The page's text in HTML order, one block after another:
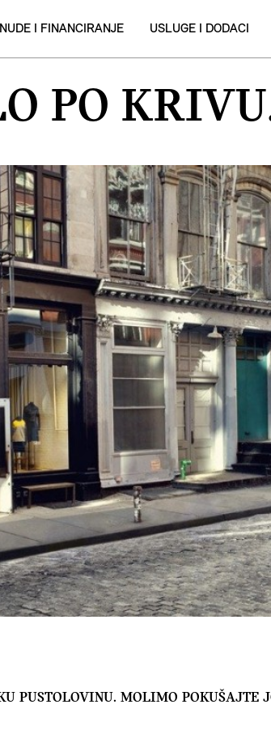
I FINANCIRANJE USLUGE I DODACI
PO
PUSTOLOVINU. MOLIMO POKUŠAJTE